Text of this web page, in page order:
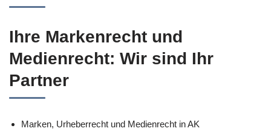
Ihre Markenrecht und
Medienrecht: Wir sind Ihr
Partner
Marken, Urheberrecht und Medienrecht in AK